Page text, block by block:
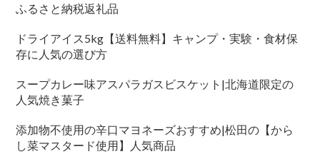
ふるさと納税返礼品
ドライアイス5kg【送料無料】キャンプ・実験・食材保
存に人気の選び方
スープカレー味アスパラガスビスケット|北海道限定の
人気焼き菓子
添加物不使用の辛口マヨネーズおすすめ|松田の【から
し菜マスタード使用】人気商品